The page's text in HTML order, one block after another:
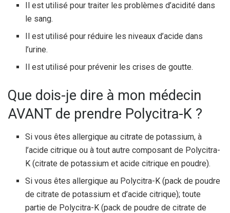
Il est utilisé pour traiter les problèmes d’acidité dans
le sang.
Il est utilisé pour réduire les niveaux d’acide dans
l’urine.
Il est utilisé pour prévenir les crises de goutte.
Que dois-je dire à mon médecin
AVANT de prendre Polycitra-K ?
Si vous êtes allergique au citrate de potassium, à
l’acide citrique ou à tout autre composant de Polycitra-
K (citrate de potassium et acide citrique en poudre).
Si vous êtes allergique au Polycitra-K (pack de poudre
de citrate de potassium et d’acide citrique); toute
partie de Polycitra-K (pack de poudre de citrate de